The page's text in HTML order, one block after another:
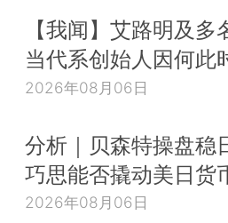
这份快报未披露国家财
（GDP）比例。根据2023
行情况统计公告》，2021
元，比上年增长9.13%。其
费，国有及国有控股企业办
务收入用于教育的经费等
6.82%，占GDP的4.01%。
【我闻】艾路明及多
当代系创始人因何此
2026年08月06日
分析｜贝森特操盘稳
巧思能否撬动美日货
2026年08月06日